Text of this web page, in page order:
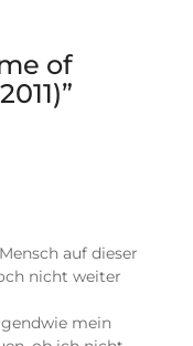
of
”
auf dieser
nicht weiter
mein